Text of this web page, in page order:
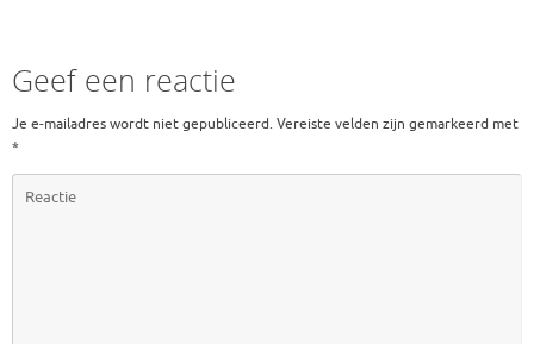
Geef een reactie
Je e-mailadres wordt niet gepubliceerd. Vereiste velden zijn gemarkeerd met
*